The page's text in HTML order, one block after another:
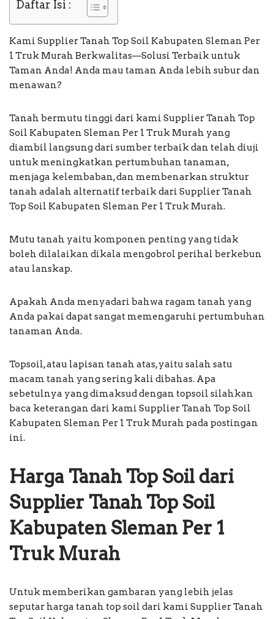
Daftar Isi :
Kami Supplier Tanah Top Soil Kabupaten Sleman Per
1 Truk Murah Berkwalitas—Solusi Terbaik untuk
Taman Anda! Anda mau taman Anda lebih subur dan
menawan?
Tanah bermutu tinggi dari kami Supplier Tanah Top
Soil Kabupaten Sleman Per 1 Truk Murah yang
diambil langsung dari sumber terbaik dan telah diuji
untuk meningkatkan pertumbuhan tanaman,
menjaga kelembaban, dan membenarkan struktur
tanah adalah alternatif terbaik dari Supplier Tanah
Top Soil Kabupaten Sleman Per 1 Truk Murah.
Mutu tanah yaitu komponen penting yang tidak
boleh dilalaikan dikala mengobrol perihal berkebun
atau lanskap.
Apakah Anda menyadari bahwa ragam tanah yang
Anda pakai dapat sangat memengaruhi pertumbuhan
tanaman Anda.
Topsoil, atau lapisan tanah atas, yaitu salah satu
macam tanah yang sering kali dibahas. Apa
sebetulnya yang dimaksud dengan topsoil silahkan
baca keterangan dari kami Supplier Tanah Top Soil
Kabupaten Sleman Per 1 Truk Murah pada postingan
ini.
Harga Tanah Top Soil dari
Supplier Tanah Top Soil
Kabupaten Sleman Per 1
Truk Murah
Untuk memberikan gambaran yang lebih jelas
seputar harga tanah top soil dari kami Supplier Tanah